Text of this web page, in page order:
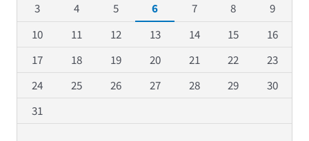
3
4 5 6 7 8
9
10
11 12 13 14 15
16
17
18 19 20 21 22
23
24
25 26 27 28 29
30
31